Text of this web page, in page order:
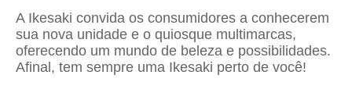
A Ikesaki convida os consumidores a conhecerem
sua nova unidade e o quiosque multimarcas,
oferecendo um mundo de beleza e possibilidades.
Afinal, tem sempre uma Ikesaki perto de você!